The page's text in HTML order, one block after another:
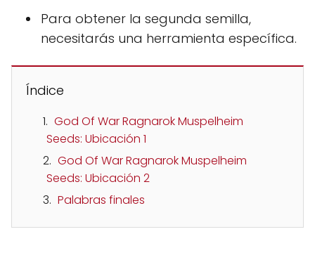
Para obtener la segunda semilla,
necesitarás una herramienta específica.
Índice
God Of War Ragnarok Muspelheim
Seeds: Ubicación 1
God Of War Ragnarok Muspelheim
Seeds: Ubicación 2
Palabras finales